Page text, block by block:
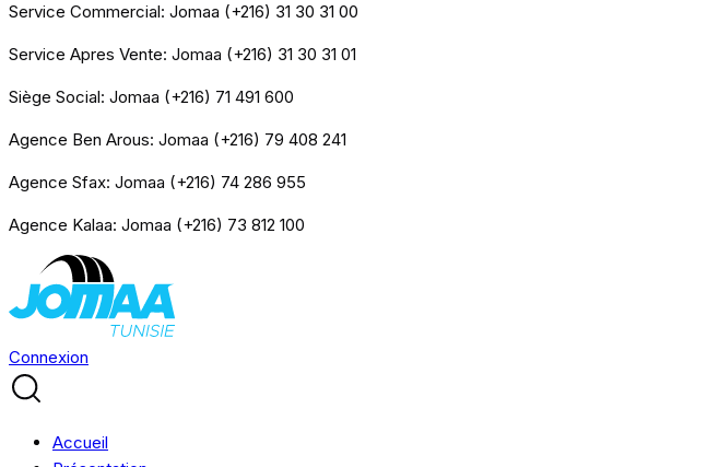
Service Commercial: Jomaa (+216) 31 30 31 00
Service Apres Vente: Jomaa (+216) 31 30 31 01
Siège Social: Jomaa (+216) 71 491 600
Agence Ben Arous: Jomaa (+216) 79 408 241
Agence Sfax: Jomaa (+216) 74 286 955
Agence Kalaa: Jomaa (+216) 73 812 100
Connexion
Accueil